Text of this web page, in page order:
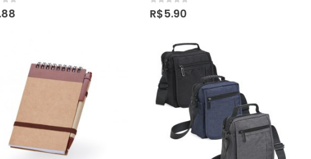
5 out of 5
R$5.90